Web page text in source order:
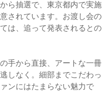
ら抽選で、東京都内で実施
されています。お渡し会の
は、追って発表されるとの
手から直接、アートな一冊
しなく。細部までこだわっ
ンにはたまらない魅力で